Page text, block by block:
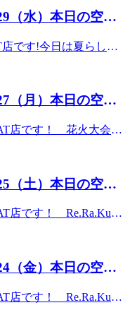
。 マクドナルドとセ
日比谷線 人形町駅よ
○ 水天宮前T-CAT店
で10分無料特典プレ
得な情報を配信中で
お待ちしております
○・●・○
：03-6661-0252 ▽アク
ィエアターミナル改
側のシティエアター
門線 水天宮前駅直結
・●・○・● ・○・●・
限定クーポンなど、お
・● ・○・●・○・●・
ント、一度見てみたい
～ 2名様16:00～ 2名様
持ちがいい肩甲骨ス
らいお身体づくりをサ
始めてみませんか?当
ィエアターミナル施設
」を重視し、筋肉に負
リラク独自のボディケ
【休日】10:00-
進して、左側のシティ
分です!地上出ません!●
トロ東西線 茅場町駅よ
・●・○・●・○
（水）本日の空き
です!今日は夏らしい
い時間に外を歩くなど
っきりリフレッシュし
ら解放されるようピッ
ていきましょう!本日
～2名様ご案内可
店をRe.Ra.Ku水天宮
ております (^-^) ●・
業時間 【平日】
駅”から“シティエ
。 マクドナルドとセ
日比谷線 人形町駅よ
（月）本日の空き
店です！ 花火大会や
だを冷やすものが手放
になってくるのが『冷
体調不良に繋がりやす
は 「肩甲骨」と「骨
自のボディケアとスト
～1名様 19:30～1
はなく再来店の方にも
☆皆さまのご来店を
（土）本日の空き
店です！ Re.Ra.Kuで
くい体をつくるために
空き情報はこちら◎
40～1名様ご案内可能
店をRe.Ra.Ku水天宮前
（金）本日の空き
店です！ Re.Ra.Kuで